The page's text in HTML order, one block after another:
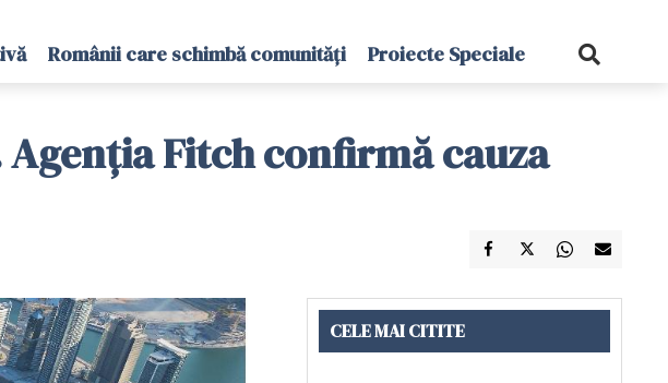
Românii care schimbă comunități Proiecte Speciale
Fitch confirmă cauza
CELE MAI CITITE